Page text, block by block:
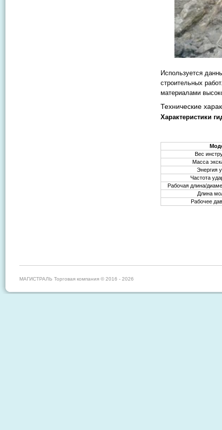
Используется
строительных
материалами
Технические
Характеристики
Вес
Масса
Энергия
Частота
Рабочая длина/
Длина
Рабочее
МАГИСТРАЛЬ Торговая компания © 2016 - 2026